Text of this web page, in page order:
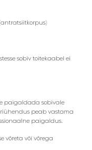
sobiv toitekaabel ei
paigaldada sobivale
peab vastama
paigaldus.
võreta või võrega